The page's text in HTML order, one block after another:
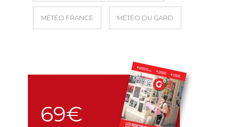
MÉTÉO FRANCE MÉTÉO DU GARD
69€